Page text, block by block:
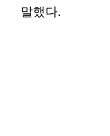
말했다.